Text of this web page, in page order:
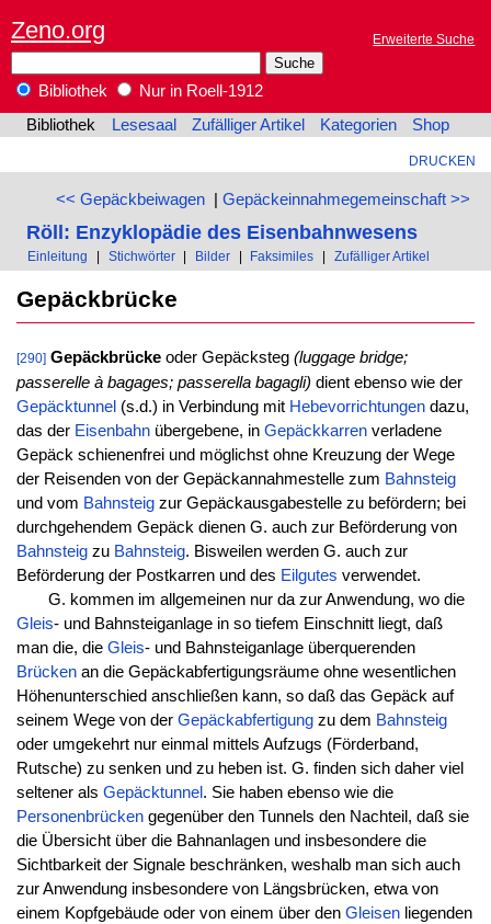
Zeno.org Erweiterte Suche
Bibliothek
Nur in Roell-1912
Bibliothek
Lesesaal Zufälliger Artikel Kategorien Shop
DRUCKEN
<< Gepäckbeiwagen| Gepäckeinnahmegemeinschaft >>
Röll: Enzyklopädie des Eisenbahnwesens
Einleitung | Stichwörter | Bilder | Faksimiles | Zufälliger Artikel
Gepäckbrücke
[290] Gepäckbrückeoder Gepäcksteg (luggage bridge;
passerelle à bagages; passerella bagagli) dient ebenso wie der
Gepäcktunnel (s.d.) in Verbindung mit Hebevorrichtungendazu,
das der Eisenbahnübergebene, in Gepäckkarrenverladene
Gepäck schienenfrei und möglichst ohne Kreuzung der Wege
der Reisenden von der Gepäckannahmestelle zum Bahnsteig
und vom Bahnsteigzur Gepäckausgabestelle zu befördern; bei
durchgehendem Gepäck dienen G. auch zur Beförderung von
Bahnsteigzu Bahnsteig. Bisweilen werden G. auch zur
Beförderung der Postkarren und des Eilgutes verwendet.
G. kommen im allgemeinen nur da zur Anwendung, wo die
Gleis- und Bahnsteiganlage in so tiefem Einschnitt liegt, daß
man die, die Gleis- und Bahnsteiganlage überquerenden
Brückenan die Gepäckabfertigungsräume ohne wesentlichen
Höhenunterschied anschließen kann, so daß das Gepäck auf
seinem Wege von der Gepäckabfertigungzu dem Bahnsteig
oder umgekehrt nur einmal mittels Aufzugs (Förderband,
Rutsche) zu senken und zu heben ist. G. finden sich daher viel
seltener als Gepäcktunnel . Sie haben ebenso wie die
Personenbrückengegenüber den Tunnels den Nachteil, daß sie
die Übersicht über die Bahnanlagen und insbesondere die
Sichtbarkeit der Signale beschränken, weshalb man sich auch
zur Anwendung insbesondere von Längsbrücken, etwa von
einem Kopfgebäude oder von einem über den Gleisenliegenden